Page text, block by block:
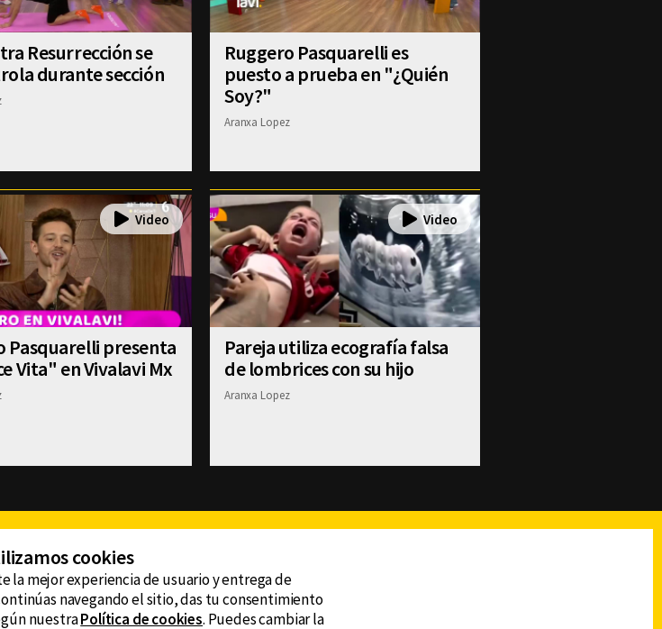
Resurrección se
durante sección
Ruggero Pasquarelli es
puesto a prueba en "¿Quién
Soy?"
Aranxa Lopez
Pasquarelli presenta
Vita" en Vivalavi Mx
Pareja utiliza ecografía falsa
de lombrices con su hijo
Aranxa Lopez
CONTACTO
AVISO DE PRIVACIDAD
cookies
la mejor experiencia de usuario y entrega de
navegando el sitio, das tu consentimiento
nuestraPolítica de cookies. Puedes cambiar la